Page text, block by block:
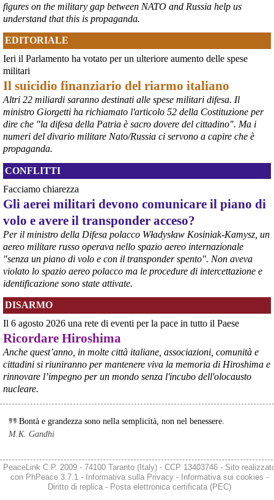
@peacelink
6/8/2026 21:36
giornalerossoblu.it/ex-ilva-sc
Nel tavolo convocato al Ministero delle Imprese e del Made in Italy,
il Governo ha annunciato l’intenzione di predisporre un
provvedimento straordinario per attenuare le conseguenze
economiche e sociali dello stop dell’area a caldo, invitando le
rappresentanze del territorio a presentare proposte operative.
#ILVA #Taranto
Ultimi cento milioni di euro per l’ex Ilva, poi non saranno più
possibili nuovi aiuti di Stato. Lo ha confermato il ministro Adolfo
Urso durante l’incontro al Mimit con le imprese dell’indotto: la
tranche conclusiva del prestito autorizzato dall’Unione europea
dovrà essere erogata entro il 9 agosto e restituita dal futuro
acquirente.
Fonte: Studio100
#ILVA #UE
@peacelink - 6/8/2026 21:08
Il governatore di Puglia Decaro esce dal vertice al Mimit più
preoccupato di come era entrato, lamentando l’assenza di certezze
sulla procedura di gara e ribadendo la necessità di un ruolo diretto
Anche il sindaco di Taranto, Bitetti, chiede un piano industriale
chiaro, garanzie sulla salute e strumenti di tutela per i lavoratori
dell’area a freddo. La Provincia parla di un tavolo “senza decisioni”.
Fonte: Cronache Tarantine
figures on the military gap between NATO and Russia help us
understand that this is propaganda.
EDITORIALE
Ieri il Parlamento ha votato per un ulteriore aumento delle spese
militari
Il suicidio finanziario del riarmo italiano
Altri 22 miliardi saranno destinati alle spese militari difesa. Il
ministro Giorgetti ha richiamato l'articolo 52 della Costituzione per
dire che "la difesa della Patria è sacro dovere del cittadino". Ma i
numeri del divario militare Nato/Russia ci servono a capire che è
propaganda.
CONFLITTI
Facciamo chiarezza
Gli aerei militari devono comunicare il piano di
volo e avere il transponder acceso?
Per il ministro della Difesa polacco Władysław Kosiniak-Kamysz, un
aereo militare russo operava nello spazio aereo internazionale
"senza un piano di volo e con il transponder spento". Non aveva
violato lo spazio aereo polacco ma le procedure di intercettazione e
identificazione sono state attivate.
DISARMO
Il 6 agosto 2026 una rete di eventi per la pace in tutto il Paese
Ricordare Hiroshima
Anche quest’anno, in molte città italiane, associazioni, comunità e
cittadini si riuniranno per mantenere viva la memoria di Hiroshima e
rinnovare l’impegno per un mondo senza l'incubo dell'olocausto
nucleare.
Bontà e grandezza sono nella semplicità, non nel benessere.
M.K. Gandhi
PeaceLink C.P. 2009 - 74100 Taranto (Italy) - CCP 13403746 - Sito
con PhPeace 3.7.1- Informativa sulla Privacy- Informativa sui cookies -
Diritto di replica- Posta elettronica certificata (PEC)